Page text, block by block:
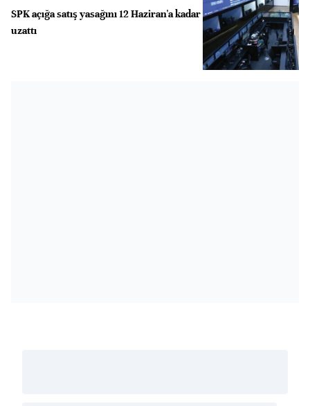
SPK açığa satış yasağını 12 Haziran'a kadar
uzattı